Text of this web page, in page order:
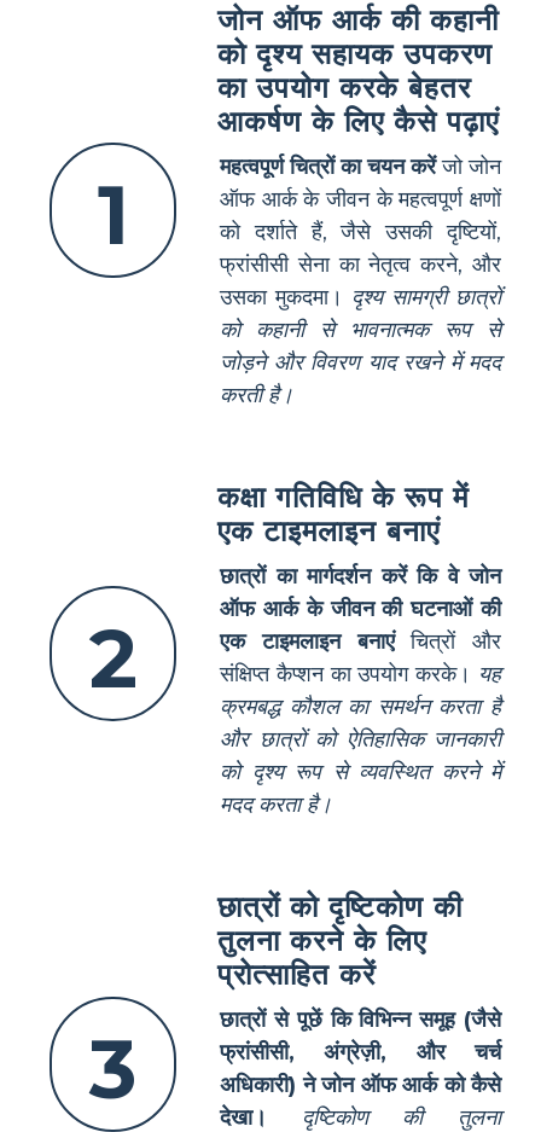
1
जोन ऑफ आर्क की कहानी
को दृश्य सहायक उपकरण
का उपयोग करके बेहतर
आकर्षण के लिए कैसे पढ़ाएं
महत्वपूर्ण चित्रों का चयन करेंजो जोन
ऑफ आर्क के जीवन के महत्वपूर्ण क्षणों
को दर्शाते हैं, जैसे उसकी दृष्टियों,
फ्रांसीसी सेना का नेतृत्व करने, और
उसका मुकदमा। दृश्य सामग्री छात्रों
को कहानी से भावनात्मक रूप से
जोड़ने और विवरण याद रखने में मदद
करती है।
2
कक्षा गतिविधि के रूप में
एक टाइमलाइन बनाएं
छात्रों का मार्गदर्शन करें कि वे जोन
ऑफ आर्क के जीवन की घटनाओं की
एक टाइमलाइन बनाएंचित्रों और
संक्षिप्त कैप्शन का उपयोग करके। यह
क्रमबद्ध कौशल का समर्थन करता है
और छात्रों को ऐतिहासिक जानकारी
को दृश्य रूप से व्यवस्थित करने में
मदद करता है।
3
छात्रों को दृष्टिकोण की
तुलना करने के लिए
प्रोत्साहित करें
छात्रों से पूछें कि विभिन्न समूह (जैसे
फ्रांसीसी, अंग्रेज़ी, और चर्च
अधिकारी) ने जोन ऑफ आर्क को कैसे
देखा।
दृष्टिकोण की तुलना